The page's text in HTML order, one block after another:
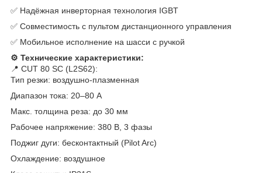
✅ Надёжная инверторная технология IGBT
✅ Совместимость с пультом дистанционного управления
✅ Мобильное исполнение на шасси с ручкой
⚙️ Технические характеристики:
📍 CUT 80 SC (L2S62):
Тип резки: воздушно-плазменная
Диапазон тока: 20–80 А
Макс. толщина реза: до 30 мм
Рабочее напряжение: 380 В, 3 фазы
Поджиг дуги: бесконтактный (Pilot Arc)
Охлаждение: воздушное